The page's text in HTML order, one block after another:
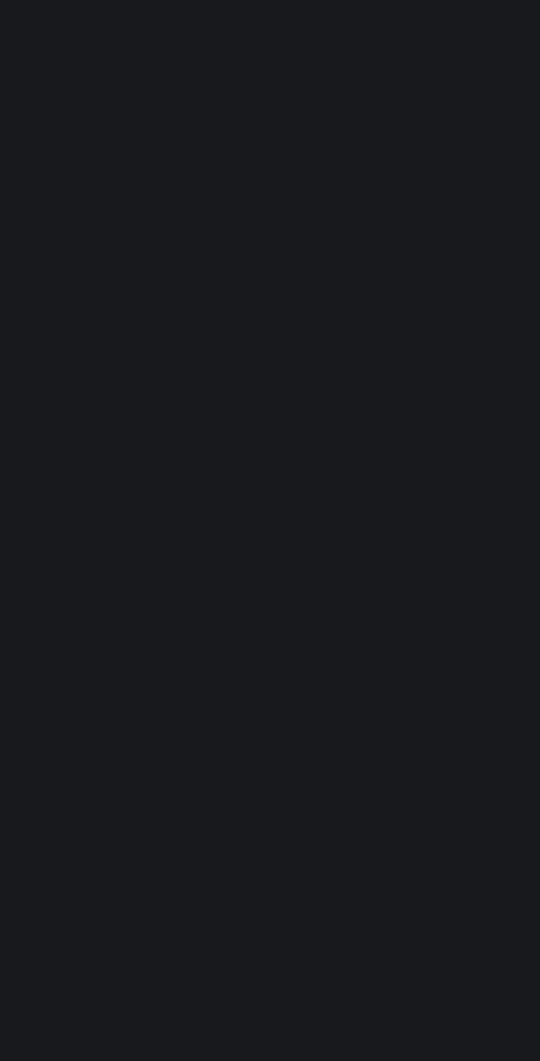
на даче и в путешествиях. Это практичное решение
без постоянной тонировки.